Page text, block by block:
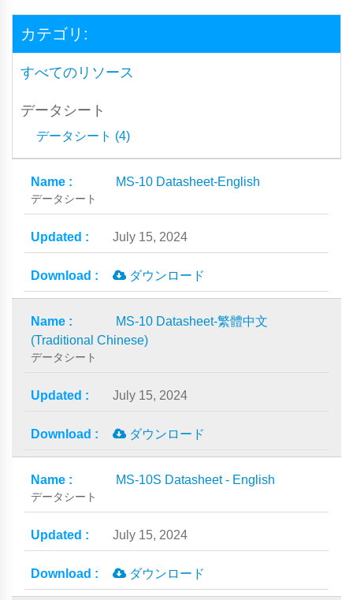
カテゴリ:
すべてのリソース
データシート
データシート (4)
MS-10 Datasheet-English
データシート
July 15, 2024
ダウンロード
MS-10 Datasheet-繁體中文
(Traditional Chinese)
データシート
July 15, 2024
ダウンロード
MS-10S Datasheet - English
データシート
July 15, 2024
ダウンロード